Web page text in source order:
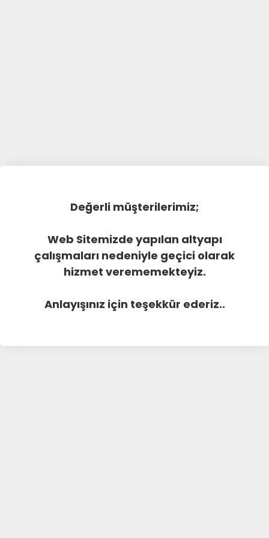
Değerli müşterilerimiz;
Web Sitemizde yapılan altyapı
çalışmaları nedeniyle geçici olarak
hizmet verememekteyiz.
Anlayışınız için teşekkür ederiz..